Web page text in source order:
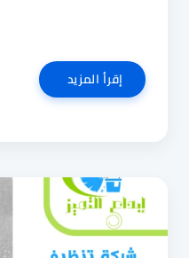
إقرأ المزيدشركة
تنظيف
و
تعقيم
المجالس
بالقطيف